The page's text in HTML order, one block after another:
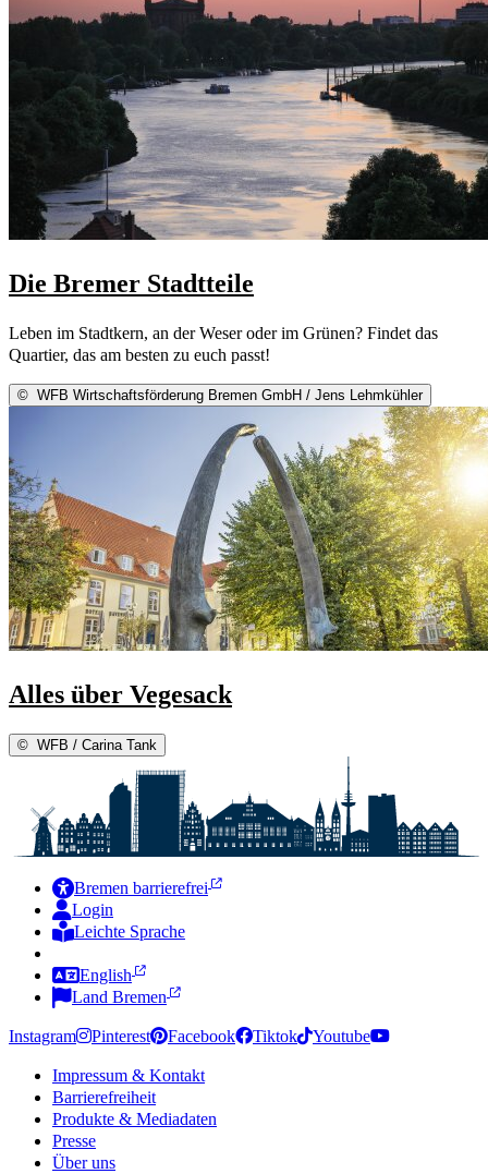
Die Bremer Stadtteile
Leben im Stadtkern, an der Weser oder im Grünen? Findet das
Quartier, das am besten zu euch passt!
© WFB Wirtschaftsförderung Bremen GmbH / Jens Lehmkühler
Alles über Vegesack
© WFB / Carina Tank
Bremen barrierefrei
Login
Leichte Sprache
English
Land Bremen
Instagram Pinterest Facebook Tiktok Youtube
Impressum & Kontakt
Barrierefreiheit
Produkte & Mediadaten
Presse
Über uns